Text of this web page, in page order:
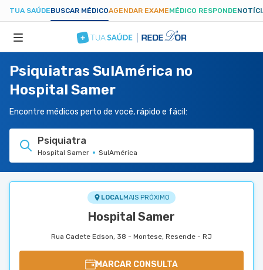
TUA SAÚDEBUSCAR MÉDICOAGENDAR EXAMEMÉDICO RESPONDE
ESPECIALIDADES
HOSPITAIS
TUASAUDE.COM
Psiquiatras SulAmérica no
Hospital Samer
Encontre médicos perto de você, rápido e fácil:
Psiquiatra
Hospital Samer SulAmérica
LOCALMAIS PRÓXIMO
Hospital Samer
Rua Cadete Edson, 38 - Montese, Resende - RJ
MARCAR CONSULTA